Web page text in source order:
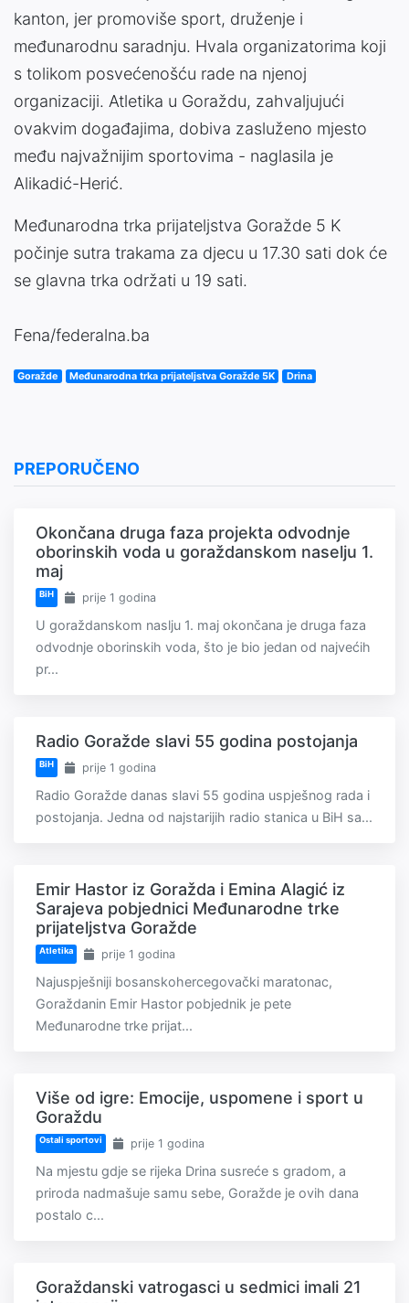
kanton, jer promoviše sport, druženje i
međunarodnu saradnju. Hvala organizatorima koji
s tolikom posvećenošću rade na njenoj
organizaciji. Atletika u Goraždu, zahvaljujući
ovakvim događajima, dobiva zasluženo mjesto
među najvažnijim sportovima - naglasila je
Alikadić-Herić.
Međunarodna trka prijateljstva Goražde 5 K
počinje sutra trakama za djecu u 17.30 sati dok će
se glavna trka održati u 19 sati.
Fena/federalna.ba
Goražde Međunarodna trka prijateljstva Goražde 5K Drina
PREPORUČENO
Okončana druga faza projekta odvodnje
oborinskih voda u goraždanskom naselju 1.
maj
BiH prije 1 godina
U goraždanskom naslju 1. maj okončana je druga faza
odvodnje oborinskih voda, što je bio jedan od najvećih
pr...
Radio Goražde slavi 55 godina postojanja
BiH prije 1 godina
Radio Goražde danas slavi 55 godina uspješnog rada i
postojanja. Jedna od najstarijih radio stanica u BiH sa...
Emir Hastor iz Goražda i Emina Alagić iz
Sarajeva pobjednici Međunarodne trke
prijateljstva Goražde
Atletika prije 1 godina
Najuspješniji bosanskohercegovački maratonac,
Goraždanin Emir Hastor pobjednik je pete
Međunarodne trke prijat...
Više od igre: Emocije, uspomene i sport u
Goraždu
Ostali sportovi prije 1 godina
Na mjestu gdje se rijeka Drina susreće s gradom, a
priroda nadmašuje samu sebe, Goražde je ovih dana
postalo c...
Goraždanski vatrogasci u sedmici imali 21